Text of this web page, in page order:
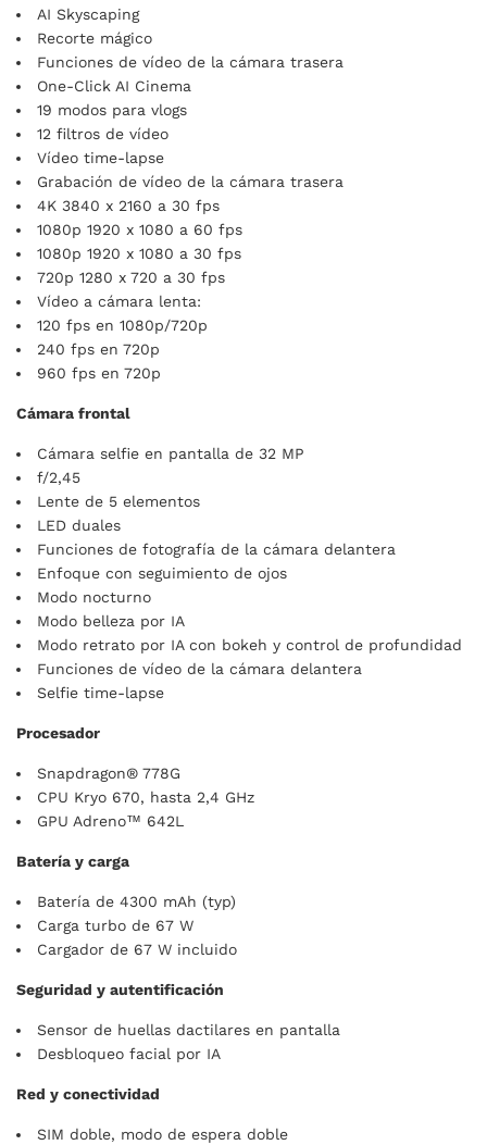
AI Skyscaping
Recorte mágico
Funciones de vídeo de la cámara trasera
One-Click AI Cinema
19 modos para vlogs
12 filtros de vídeo
Vídeo time-lapse
Grabación de vídeo de la cámara trasera
4K 3840 x 2160 a 30 fps
1080p 1920 x 1080 a 60 fps
1080p 1920 x 1080 a 30 fps
720p 1280 x 720 a 30 fps
Vídeo a cámara lenta:
120 fps en 1080p/720p
240 fps en 720p
960 fps en 720p
Cámara frontal
Cámara selfie en pantalla de 32 MP
f/2,45
Lente de 5 elementos
LED duales
Funciones de fotografía de la cámara delantera
Enfoque con seguimiento de ojos
Modo nocturno
Modo belleza por IA
Modo retrato por IA con bokeh y control de profundidad
Funciones de vídeo de la cámara delantera
Selfie time-lapse
Procesador
Snapdragon® 778G
CPU Kryo 670, hasta 2,4 GHz
GPU Adreno™ 642L
Batería y carga
Batería de 4300 mAh (typ)
Carga turbo de 67 W
Cargador de 67 W incluido
Seguridad y autentificación
Sensor de huellas dactilares en pantalla
Desbloqueo facial por IA
Red y conectividad
SIM doble, modo de espera doble